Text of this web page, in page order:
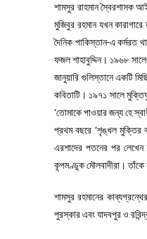
শামসুর রাহমান স্বৈরশাসক
মুজিবুর রহমান যখন
দৈনিক পাকিস্তান-এ কর্মরত
ফজল শাহাবুদ্দিন। ১৯৬৮
জানুয়ারি গুলিস্তানে একটি
কবিতাটি। ১৯৭১ সালে
‘তোমাকে পাওয়ার জন্য হে
প্রথম বছরে ‘শৃঙ্খল মুক্তির
এরশাদের পতনের পর লেখেন
কূপমণ্ডুক মৌলবাদীরা। তাঁকে
শামসুর রহমানের
পুরস্কার এবং যাদবপুর ও